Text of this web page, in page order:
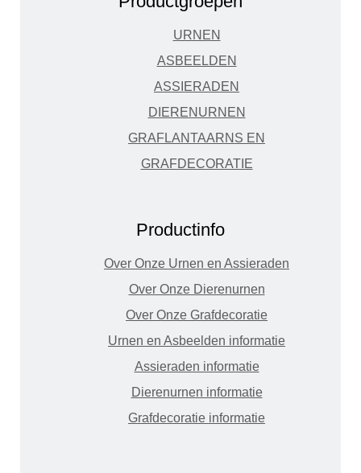
URNEN
ASBEELDEN
ASSIERADEN
DIERENURNEN
GRAFLANTAARNS EN
GRAFDECORATIE
Productinfo
Over Onze Urnen en Assieraden
Over Onze Dierenurnen
Over Onze Grafdecoratie
Urnen en Asbeelden informatie
Assieraden informatie
Dierenurnen informatie
Grafdecoratie informatie